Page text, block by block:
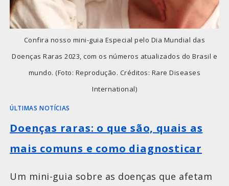
Confira nosso mini-guia Especial pelo Dia Mundial das
Doenças Raras 2023, com os números atualizados do Brasil e
mundo. (Foto: Reprodução. Créditos: Rare Diseases
International)
ÚLTIMAS NOTÍCIAS
Doenças raras: o que são, quais as
mais comuns e como diagnosticar
Um mini-guia sobre as doenças que afetam